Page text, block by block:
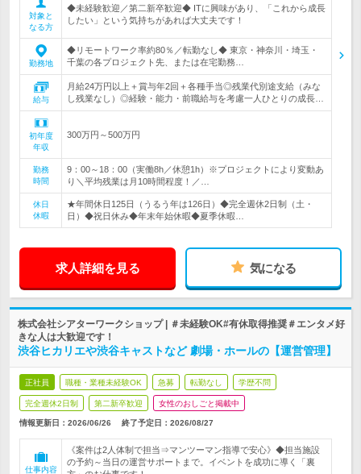
対象と
なる方
◆未経験歓迎／第二新卒歓迎◆ ITに興味があり、「これから成長
したい」という気持ちがあれば大丈夫です！
勤務地
◆リモートワーク率約80％／転勤なし◆ 東京・神奈川・埼玉・
千葉の各プロジェクト先、または在宅勤務…
給与
月給24万円以上＋賞与年2回＋各種手当◎残業代別途支給（みな
し残業なし）◎経験・能力・前職給与を考慮一人ひとりの成長…
初年度
年収
300万円～500万円
勤務
時間
9：00～18：00（実働8h／休憩1h）※プロジェクトにより変動あ
り＼平均残業は月10時間程度！／…
休日
休暇
★年間休日125日（うるう年は126日）◆完全週休2日制（土・
日）◆祝日休み◆年末年始休暇◆夏季休暇…
求人詳細を見る 気になる
株式会社シアターワークショップ | ＃未経験OK#有休取得推奨＃エンタメ好
きな人は大歓迎です！
渋谷ヒカリエや渋谷キャストなど 劇場・ホールの【運営管理】
正社員 職種・業種未経験OK 急募 転勤なし 学歴不問
完全週休2日制 第二新卒歓迎 女性のおしごと掲載中
情報更新日：2026/06/26 終了予定日： 2026/08/27
仕事内容
《案件は2人体制で担当⇒マンツーマン指導で安心》◆担当施設
の予約～当日の運営サポートまで。イベントを成功に導く「裏